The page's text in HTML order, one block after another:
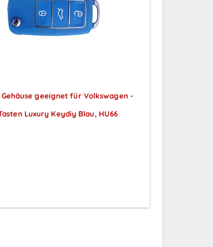
Gehäuse geeignet für Volkswagen -
Luxury Keydiy Blau, HU66